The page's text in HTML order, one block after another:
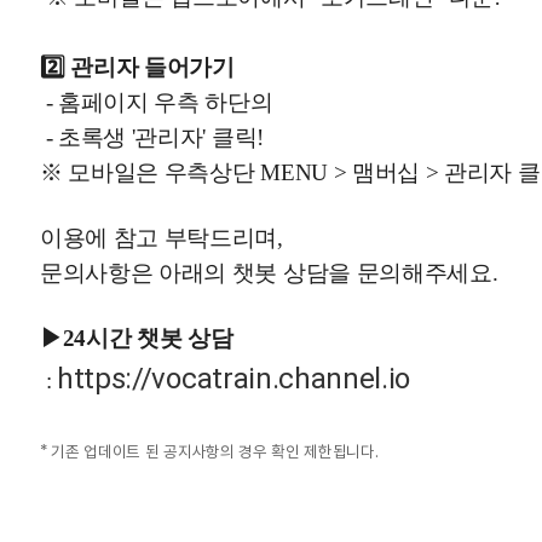
2️⃣ 관리자 들어가기
- 홈페이지 우측 하단의
- 초록생 '관리자' 클릭!
※ 모바일은 우측상단 MENU > 맴버십 > 관리자
이용에 참고 부탁드리며,
문의사항은 아래의 챗봇 상담을 문의해주세요.
▶24시간 챗봇 상담
: https://vocatrain.channel.io
* 기존 업데이트 된 공지사항의 경우 확인 제한됩니다.